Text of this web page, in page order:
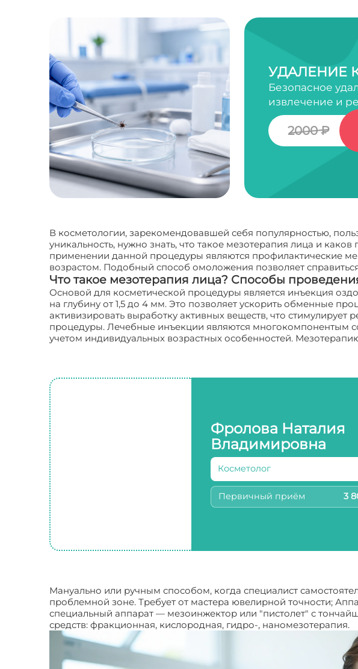
УДАЛЕНИЕ
Безопасное
извлечение и
2000 ₽
В косметологии, зарекомендовавшей себя популярностью,
уникальность, нужно знать, что такое мезотерапия лица и
применении данной процедуры являются профилактические
возрастом. Подобный способ омоложения позволяет
Что такое мезотерапия лица? Способы
Основой для косметической процедуры является инъекция
на глубину от 1,5 до 4 мм. Это позволяет ускорить обменные
активизировать выработку активных веществ, что
процедуры. Лечебные инъекции являются многокомпонентым
учетом индивидуальных возрастных особенностей.
Фролова Наталия
Владимировна
Косметолог
Первичный приём 3
Мануально или ручным способом, когда специалист
проблемной зоне. Требует от мастера ювелирной точности;
специальный аппарат — мезоинжектор или "пистолет" с
средств: фракционная, кислородная, гидро-, наномезотерапия.